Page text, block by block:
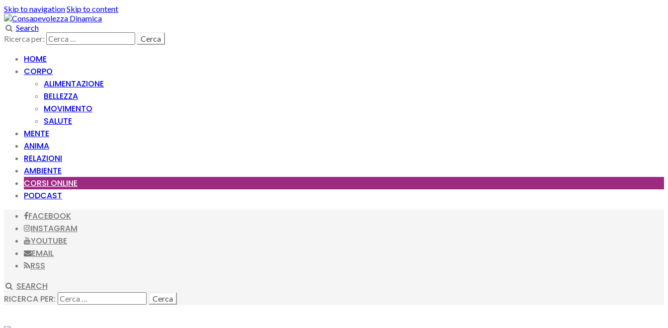
Skip to navigationSkip to content
Search
Ricerca per:
HOME
CORPO
ALIMENTAZIONE
BELLEZZA
MOVIMENTO
SALUTE
MENTE
ANIMA
RELAZIONI
AMBIENTE
CORSI ONLINE
PODCAST
FACEBOOK
INSTAGRAM
YOUTUBE
EMAIL
RSS
SEARCH
RICERCA PER: